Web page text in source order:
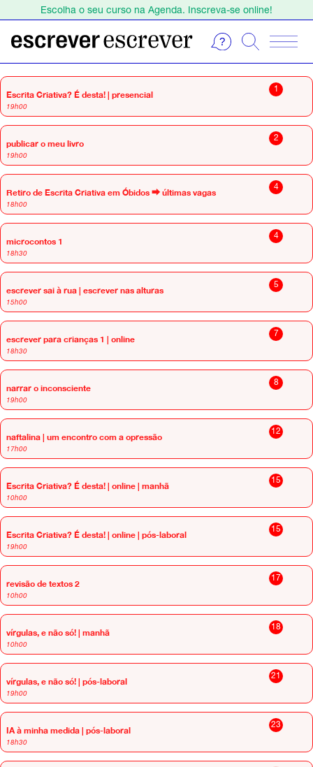
Escolha o seu curso na Agenda. Inscreva-se online!
Escolha o seu curso na Agenda. Inscreva-se online!
setembro 2026
1
Escrita Criativa? É desta! | presencial
19h00
2
publicar o meu livro
19h00
4
Retiro de Escrita Criativa em Óbidos ⮕ últimas vagas
18h00
4
microcontos 1
18h30
5
escrever sai à rua | escrever nas alturas
15h00
7
escrever para crianças 1 | online
18h30
8
narrar o inconsciente
19h00
12
naftalina | um encontro com a opressão
17h00
15
Escrita Criativa? É desta! | online | manhã
10h00
15
Escrita Criativa? É desta! | online | pós-laboral
19h00
17
revisão de textos 2
10h00
18
vírgulas, e não só! | manhã
10h00
21
vírgulas, e não só! | pós-laboral
19h00
23
IA à minha medida | pós-laboral
18h30